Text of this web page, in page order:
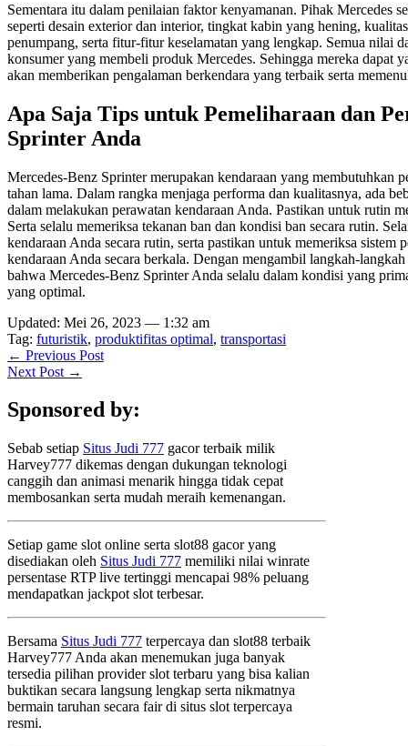
Sementara itu dalam penilaian faktor kenyamanan. Pihak Mercedes
seperti desain exterior dan interior, tingkat kabin yang hening,
penumpang, serta fitur-fitur keselamatan yang lengkap. Semua nilai
konsumer yang membeli produk Mercedes. Sehingga mereka dapat
akan memberikan pengalaman berkendara yang terbaik serta
Apa Saja Tips untuk Pemeliharaan dan
Sprinter Anda
Mercedes-Benz Sprinter merupakan kendaraan yang membutuhkan
tahan lama. Dalam rangka menjaga performa dan kualitasnya, ada
dalam melakukan perawatan kendaraan Anda. Pastikan untuk rutin
Serta selalu memeriksa tekanan ban dan kondisi ban secara rutin.
kendaraan Anda secara rutin, serta pastikan untuk memeriksa sistem
kendaraan Anda secara berkala. Dengan mengambil langkah-
bahwa Mercedes-Benz Sprinter Anda selalu dalam kondisi yang
yang optimal.
Updated: Mei 26, 2023 — 1:32 am
Tag: futuristik, produktifitas optimal, transportasi
← Previous Post
Next Post →
Sponsored by:
Sebab setiap Situs Judi 777 gacor terbaik milik
Harvey777 dikemas dengan dukungan teknologi
canggih dan animasi menarik hingga tidak cepat
membosankan serta mudah meraih kemenangan.
Setiap game slot online serta slot88 gacor yang
disediakan oleh Situs Judi 777 memiliki nilai winrate
persentase RTP live tertinggi mencapai 98% peluang
mendapatkan jackpot slot terbesar.
Bersama Situs Judi 777 terpercaya dan slot88 terbaik
Harvey777 Anda akan menemukan juga banyak
tersedia pilihan provider slot terbaru yang bisa kalian
buktikan secara langsung lengkap serta nikmatnya
bermain taruhan secara fair di situs slot terpercaya
resmi.